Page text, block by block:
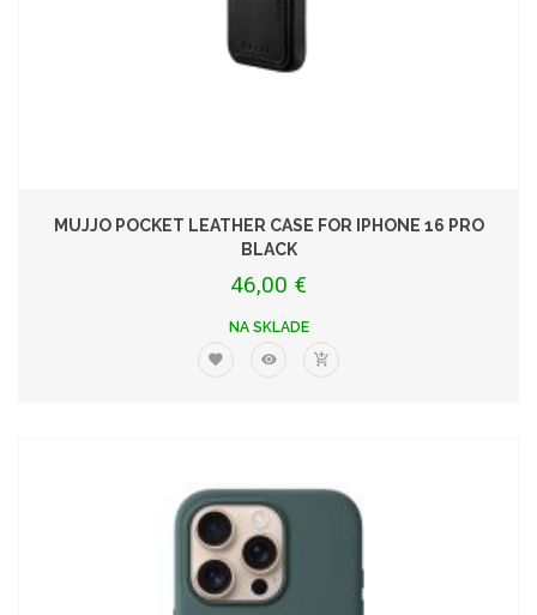
MUJJO POCKET LEATHER CASE FOR IPHONE 16 PRO
BLACK
46,00 €
NA SKLADE